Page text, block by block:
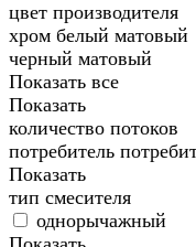
цвет производителя
хром белый матовый
черный матовый
Показать все
Показать
количество потоков
потребитель
Показать
тип смесителя
однорычажный